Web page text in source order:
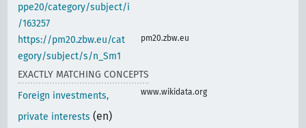
ppe20/category/subject/i
/163257
https://pm20.zbw.eu/cat
egory/subject/s/n_Sm1
pm20.zbw.eu
EXACTLY MATCHING CONCEPTS
Foreign investments,
private interests (en)
www.wikidata.org